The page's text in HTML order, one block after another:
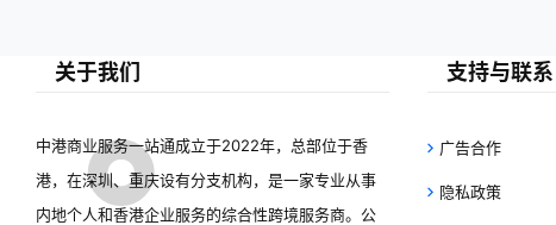
关于我们
中港商业服务一站通成立于2022年，总部位于香
港，在深圳、重庆设有分支机构，是一家专业从事
内地个人和香港企业服务的综合性跨境服务商。公
支持与联系
广告合作
隐私政策